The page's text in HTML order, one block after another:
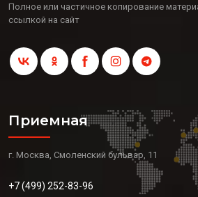
Полное или частичное копирование
ссылкой на сайт
Приемная
г. Москва, Смоленский бульвар, 11
+7 (499) 252-83-96